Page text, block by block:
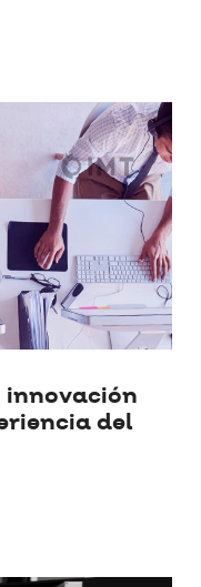
innovación
del